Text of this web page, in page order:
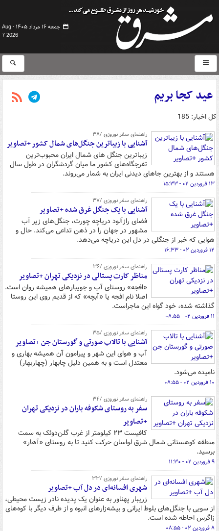
جمعه ۱۶ مرداد ۱۴۰۵ -
Aug
7 2026
عید کجا بریم
کل اخبار: 185
راهنمای سفر نوروزی /۳۸
آشنایی با زیباترین جنگل‌های شمال کشور +تصاویر
زیباترین جنگل های شمال ایران محبوب‌ترین
تفرجگاه‌های کشور ما میان گردشگران در طول سال
هستند و از بهترین جاهای دیدنی ایران به شمار می‌روند.
۱۳ فروردین ۰۲ - ۱۵:۳۳
راهنمای سفر نوروزی /۳۷
آشنایی با یک جنگل غرق شده +تصاویر
فضای رازآلود دریاچه چورت، جنگل‌های زیر آب
مشهور در جهان را در ذهن تداعی می‌کند. حال و
هوایی که خبر از جنگلی در دل این دریاچه می‌دهد.
۱۲ فروردین ۰۲ - ۱۶:۳۳
راهنمای سفر نوروزی /۳۶
مناظر کارت پستالی در نزدیکی تهران +تصاویر
«افجه» روستای آب و جویبارهای همیشه روان است.
اصلا نام افجه یا «آبچه» که از قدیم روی این روستا
گذاشته شده، خود گواه این ماجراست.
۱۱ فروردین ۰۲ - ۰۸:۵۵
راهنمای سفر نوروزی /۳۵
آشنایی با تالاب صورتی و گورستان جن +تصاویر
آب و هوای این شهر و پیرامون آن همیشه بهاری و
معتدل است و به همین دلیل چابهار (چهاربهار)
نامیده می‌شود.
۱۰ فروردین ۰۲ - ۰۸:۵۵
راهنمای سفر نوروزی /۳۴
سفر به روستای شکوفه باران در نزدیکی تهران
+تصاویر
کافیست ۲۳ کیلومتر از غرب گلن‌دوئک به سمت
منطقه کوهستانی شمال شرق لواسان حرکت کنید تا به روستای «آهار»
برسید.
۹ فروردین ۰۲ - ۱۱:۳۰
راهنمای سفر نوروزی /۳۳
شهری افسانه‌ای در دل آب +تصاویر
زریبار پهناور به عنوان یک پدیده نادر زیست محیطی،
از سویی با جنگل‌های بلوط ایرانی و بیشه‌زارهای انبوه و از طرف دیگر با کوه‌های
زاگرس احاطه شده است.
۸ فروردین ۰۲ - ۰۸:۵۵